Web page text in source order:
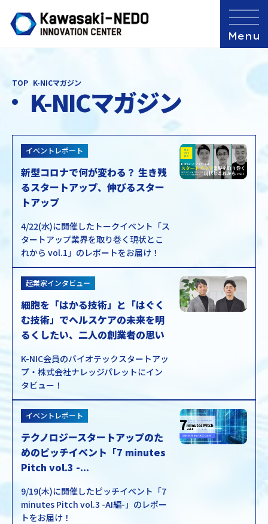
TOP K-NICマガジン
K-NICマガジン
イベントレポート
新型コロナで何が変わる？ 生き残
るスタートアップ、伸びるスター
トアップ
4/22(水)に開催したトークイベント「ス
タートアップ業界を取り巻く現状とこ
れから vol.1」のレポートをお届け！
起業家インタビュー
細胞を「はかる技術」と「はぐく
む技術」でヘルスケアの未来を明
るくしたい、二人の創業者の思い
K-NIC会員のバイオテックスタートアッ
プ・株式会社ナレッジパレットにイン
タビュー！
イベントレポート
テクノロジースタートアップのた
めのピッチイベント「7 minutes
Pitch vol.3 -...
9/19(木)に開催したピッチイベント「7
minutes Pitch vol.3 -AI編-」のレポー
トをお届け！